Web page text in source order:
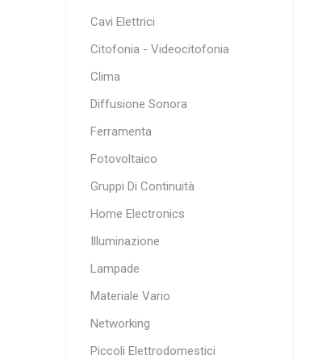
Cavi Elettrici
Citofonia - Videocitofonia
Clima
Diffusione Sonora
Ferramenta
Fotovoltaico
Gruppi Di Continuità
Home Electronics
Illuminazione
Lampade
Materiale Vario
Networking
Piccoli Elettrodomestici